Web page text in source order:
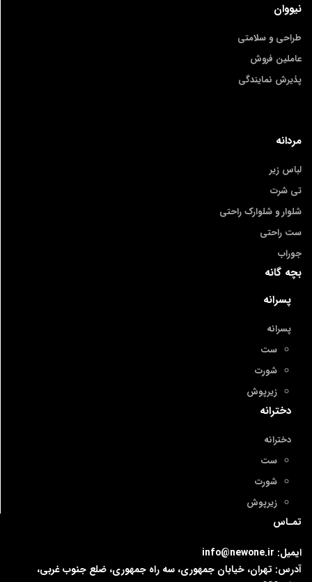
نیووان
طراحی و سلامتی
عاملین فروش
پذیرش نمایندگی
مردانه
لباس زیر
تی شرت
شلوار و شلوارک راحتی
ست راحتی
جوراب
بچه گانه
پسرانه
پسرانه
ست
شورت
زیرپوش
دخترانه
دخترانه
ست
شورت
زیرپوش
تمـاس
ایمیل: info@newone.ir
آدرس: تهران، خیابان جمهوری، سه راه جمهوری، ضلع جنوب غربی،